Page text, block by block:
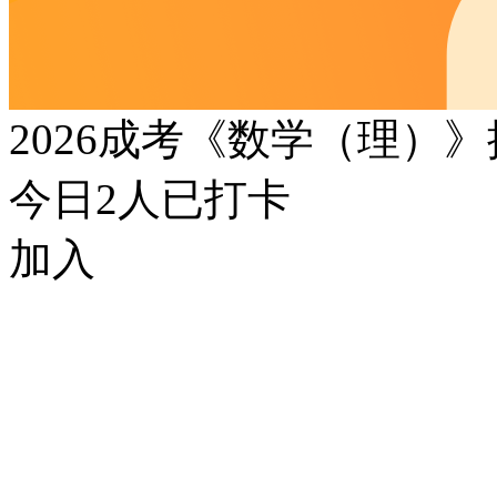
2026成考《数学（理）
今日 2 人已打卡
加入